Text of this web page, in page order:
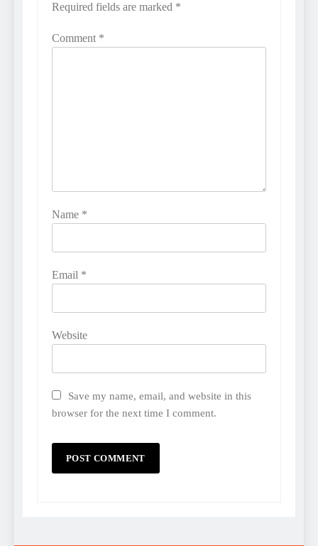
Required fields are marked *
Comment *
Name *
Email *
Website
Save my name, email, and website in this
browser for the next time I comment.